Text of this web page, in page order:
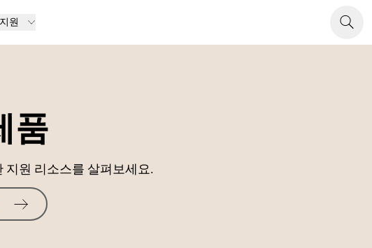
지원
품
지원 리소스를 살펴보세요.